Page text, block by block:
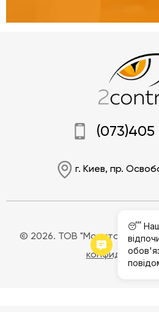
(073)405
г. Киев, пр.
© 2026. ТОВ "Мониторинг